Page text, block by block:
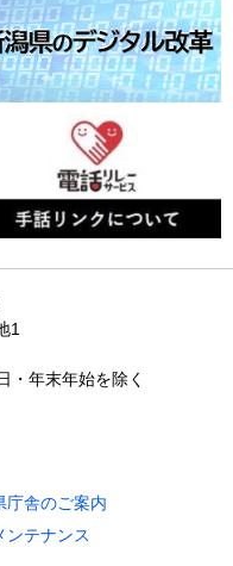
1
・年末年始を除く
庁舎のご案内
ンテナンス